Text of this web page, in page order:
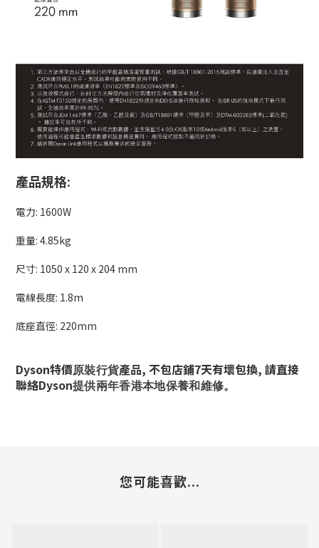
產品規格:
電力: 1600W
重量: 4.85kg
尺寸: 1050 x 120 x 204 mm
電線長度: 1.8m
底座直徑: 220mm
Dyson特價原裝行貨產品, 不包店鋪7天有壞包換, 請直接
聯絡Dyson提供兩年香港本地保養和維修。
您可能喜歡...